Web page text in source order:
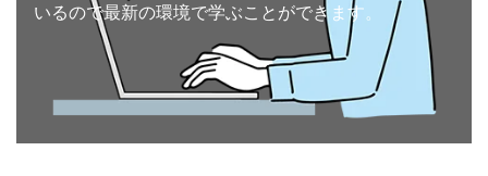
いるので最新の環境で学ぶことができます。